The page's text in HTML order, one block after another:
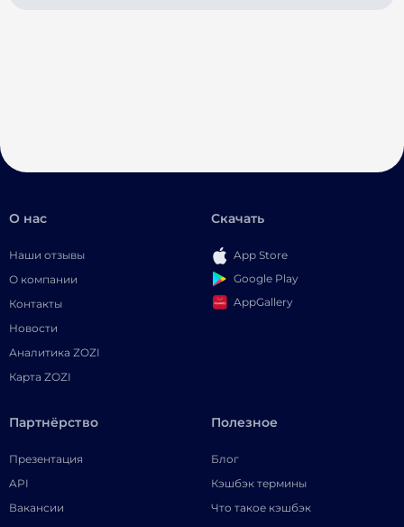
О нас
Наши отзывы
О компании
Контакты
Новости
Аналитика ZOZI
Карта ZOZI
Скачать
App Store
Google Play
AppGallery
Партнёрство
Презентация
API
Вакансии
Полезное
Блог
Кэшбэк термины
Что такое кэшбэк